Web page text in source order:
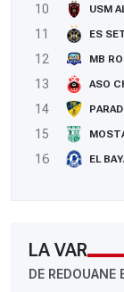
10
USM
11
ES
12
MB
13
ASO
14
15
16
EL
LA VAR
DE REDOUANE